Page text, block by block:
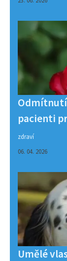
pacienti
zdraví
06. 04. 2026
Umělé